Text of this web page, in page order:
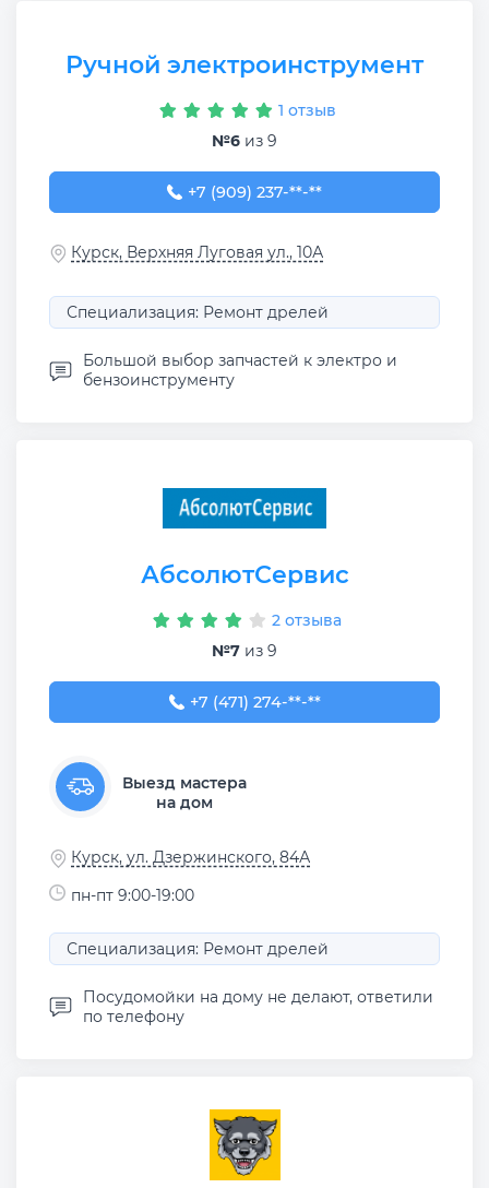
Ручной электроинструмент
1 отзыв
№6 из 9
+7 (909) 237-54-19
+7 (909) 237-**-**
Курск, Верхняя Луговая ул., 10А
Специализация: Ремонт дрелей
Большой выбор запчастей к электро и
бензоинструменту
АбсолютСервис
2 отзыва
№7 из 9
+7 (471) 274-75-66
+7 (471) 274-**-**
Выезд мастера
на дом
Курск, ул. Дзержинского, 84А
пн-пт 9:00-19:00
Специализация: Ремонт дрелей
Посудомойки на дому не делают, ответили
по телефону